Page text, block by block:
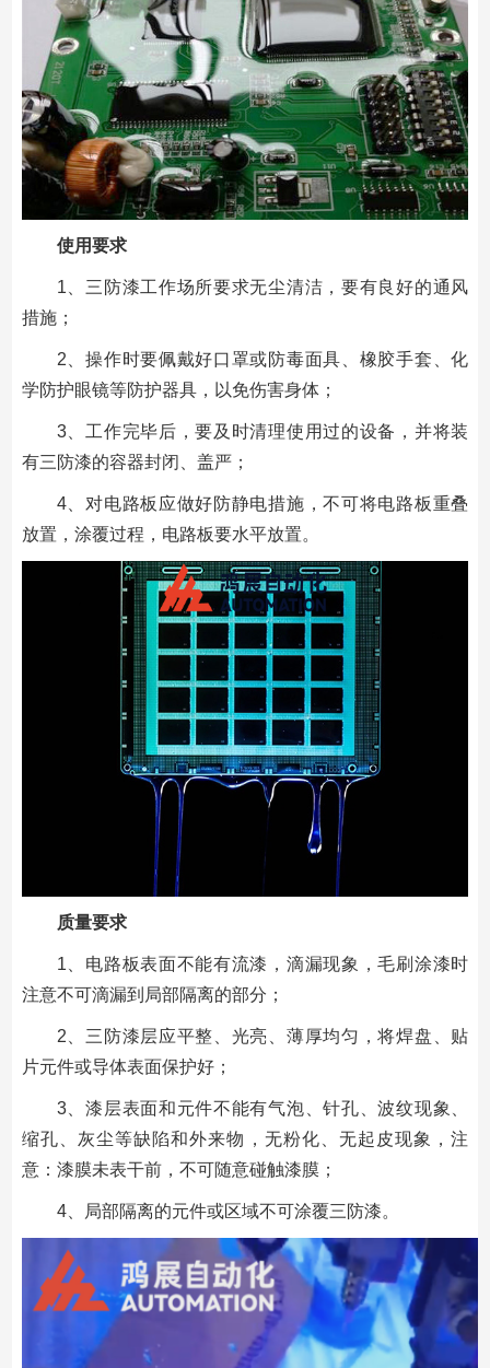
使用要求
1、三防漆工作场所要求无尘清洁，要有良好的通风
措施；
2、操作时要佩戴好口罩或防毒面具、橡胶手套、化
学防护眼镜等防护器具，以免伤害身体；
3、工作完毕后，要及时清理使用过的设备，并将装
有三防漆的容器封闭、盖严；
4、对电路板应做好防静电措施，不可将电路板重叠
放置，涂覆过程，电路板要水平放置。
质量要求
1、电路板表面不能有流漆，滴漏现象，毛刷涂漆时
注意不可滴漏到局部隔离的部分；
2、三防漆层应平整、光亮、薄厚均匀，将焊盘、贴
片元件或导体表面保护好；
3、漆层表面和元件不能有气泡、针孔、波纹现象、
缩孔、灰尘等缺陷和外来物，无粉化、无起皮现象，注
意：漆膜未表干前，不可随意碰触漆膜；
4、局部隔离的元件或区域不可涂覆三防漆。